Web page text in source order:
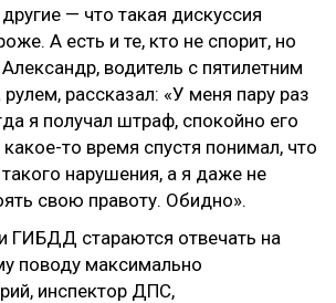
— что такая дискуссия
А есть и те, кто не спорит, но
водитель с пятилетним
рассказал: «У меня пару раз
я получал штраф, спокойно его
то время спустя понимал, что
нарушения, а я даже не
свою правоту. Обидно».
ГИБДД стараются отвечать на
поводу максимально
инспектор ДПС,